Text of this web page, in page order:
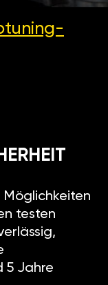
testen
5 Jahre